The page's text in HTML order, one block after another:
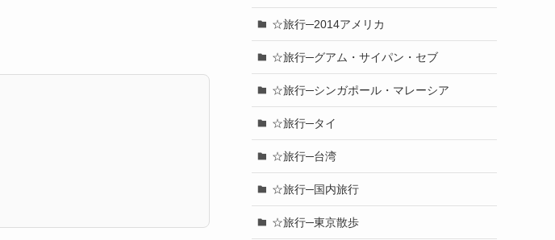
☆旅行─2014アメリカ
☆旅行─グアム・サイパン・セブ
☆旅行─シンガポール・マレーシア
☆旅行─タイ
☆旅行─台湾
☆旅行─国内旅行
☆旅行─東京散歩